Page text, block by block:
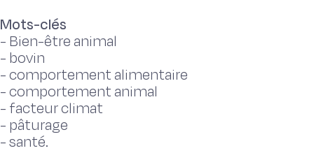
Mots-clés
- Bien-être animal
- bovin
-comportement alimentaire
-comportement animal
- facteur climat
- pâturage
-santé.